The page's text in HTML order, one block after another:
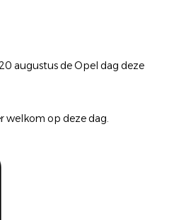
augustus de Opel dag deze
welkom op deze dag.